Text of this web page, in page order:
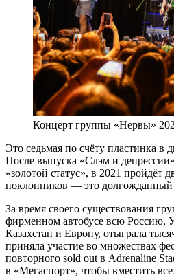
Концерт группы «Нервы»
Это седьмая по счёту пластинка в
После выпуска «Слэм и
«золотой статус», в 2021 пройдёт
поклонников — это долгожданный
За время своего существования
фирменном автобусе всю Россию,
Казахстан и Европу, отыграла
приняла участие во множествах
повторного sold out в Adrenaline
в «Мегаспорт», чтобы вместить